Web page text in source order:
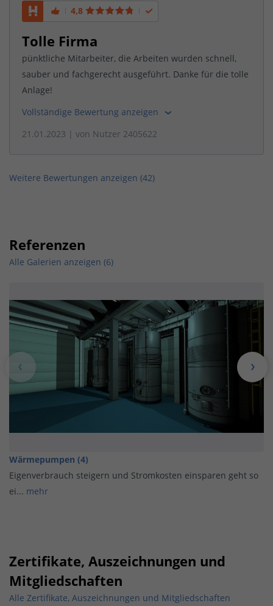
4,8
Tolle Firma
pünktliche Mitarbeiter, die Arbeiten wurden schnell,
sauber und fachgerecht ausgeführt. Danke für die tolle
Anlage!
Vollständige Bewertung anzeigen
21.01.2023 | von Nutzer 2405622
Weitere Bewertungen anzeigen (42)
Referenzen
Alle Galerien anzeigen (6)
Wärmepumpen (4)
Eigenverbrauch steigern und Stromkosten einsparen geht so
ei... mehr
Zertifikate, Auszeichnungen und
Mitgliedschaften
Alle Zertifikate, Auszeichnungen und Mitgliedschaften